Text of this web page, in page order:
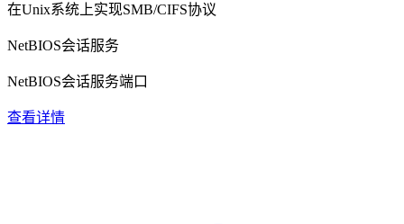
在Unix系统上实现SMB/CIFS协议
NetBIOS会话服务
NetBIOS会话服务端口
查看详情